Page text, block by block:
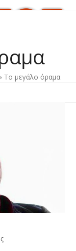
Το μεγάλο όραμα